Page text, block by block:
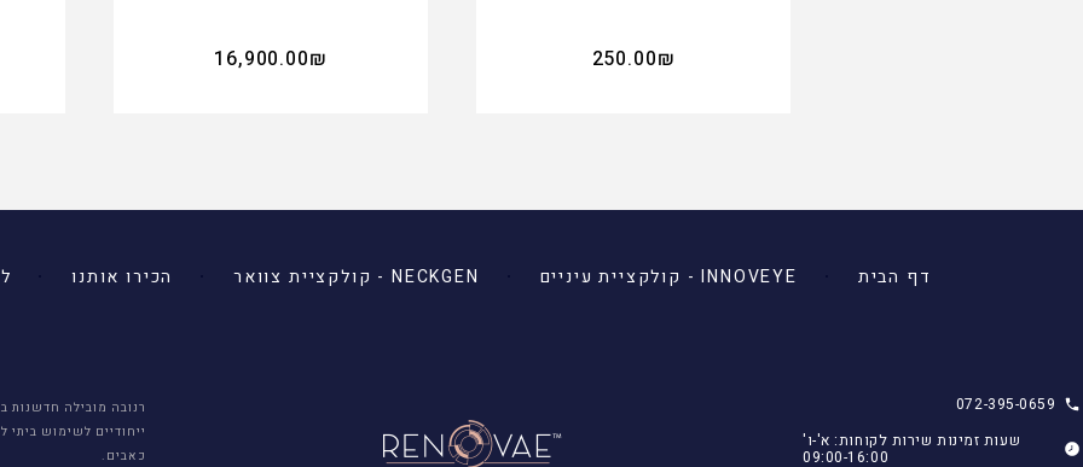
250.00₪
16,900.00₪
דף הבית INNOVEYE - קולקציית עיניים NECKGEN - קולקציית צוואר הכירו אותנו
072-395-0659
שעות זמינות שירות לקוחות: א'-ו'
09:00-16:00
רנובה מובילה חדשנות
ייחודיים לשימוש ביתי
כאבים.